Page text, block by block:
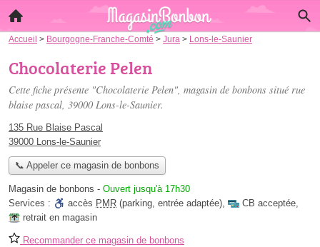
Accueil > Bourgogne-Franche-Comté > Jura > Lons-le-Saunier
Chocolaterie Pelen
Cette fiche présente "Chocolaterie Pelen", magasin de bonbons situé rue
blaise pascal, 39000 Lons-le-Saunier.
135 Rue Blaise Pascal
39000 Lons-le-Saunier
📞 Appeler ce magasin de bonbons
Magasin de bonbons - Ouvert jusqu'à 17h30
Services :
accès PMR (parking, entrée adaptée), CB acceptée,
retrait en magasin
Recommander ce magasin de bonbons